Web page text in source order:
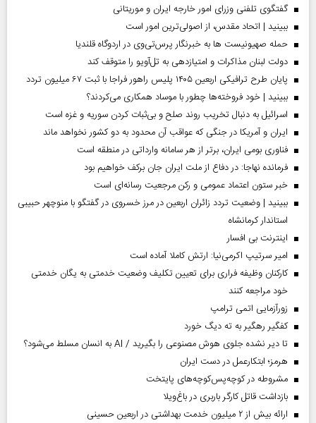
گفتگوی تلفنی وزرای امور خارجه ایران و موریتانی
ببینید | اتحاد مقدس، از اصولی‌ترین امور است
حمله صهیونیست ها به خبرنگار پرس‌تی‌وی در اردوگاه قلندیا
دولت لبنان مذاکرات و امتیازدهی به تل‌آویو را متوقف کند
پایان طرح ترافیکی اربعین ۱۴۰۵ پلیس راهور فراجا با ثبت ۶۷ میلیون تردد
ببینید | خود فروخته‌ها چطور با موساد همکاری می‌کردند؟
اسرائیل به دنبال تخریب روند صلح و بی‌ثبات کردن سوریه و غزه است
ایران و آمریکا در جنگی که عواقب آن محدود به دو کشور نخواهد ماند
فناوری بومی ایران، برتر از هر سامانه وارداتی در منطقه است
فرمانده نهاجا: در دفاع از ملت ایران جان برکف خواهیم بود
خبر ستون اعتماد عمومی و رکن مرجعیت رسانه‌ای است
ببینید | وضعیت تردد زائران اربعین در مرز خسروی در گفتگو با منوچهر حبیبی
استاندار کرمانشاه
اینترنت بی افسار
امیر سرتیپ اکرمی‌نیا: ارتش کاملا آماده است
کارکنان وظیفه فراری برای تعیین تکلیف وضعیت خدمتی به یگان خدمتی
خود مراجعه کنند
زورآزمایی اتمی ترامپ
کفگیر رهگیر به ته دیگ خورد
تا دیر نشده جلوی هوش مصنوعی را بگیرید / AI به انسان مسلط می‌شود؟
هرمز؛ ابتکارعمل در دست ایران
مشروطه در کوچه‌پس‌کوچه‌های پایتخت
بازداشت قاتل کارگر باربری در باغ‌ویلا
ارائه بیش از ۲ میلیون خدمت بهداشتی در اربعین حسینی